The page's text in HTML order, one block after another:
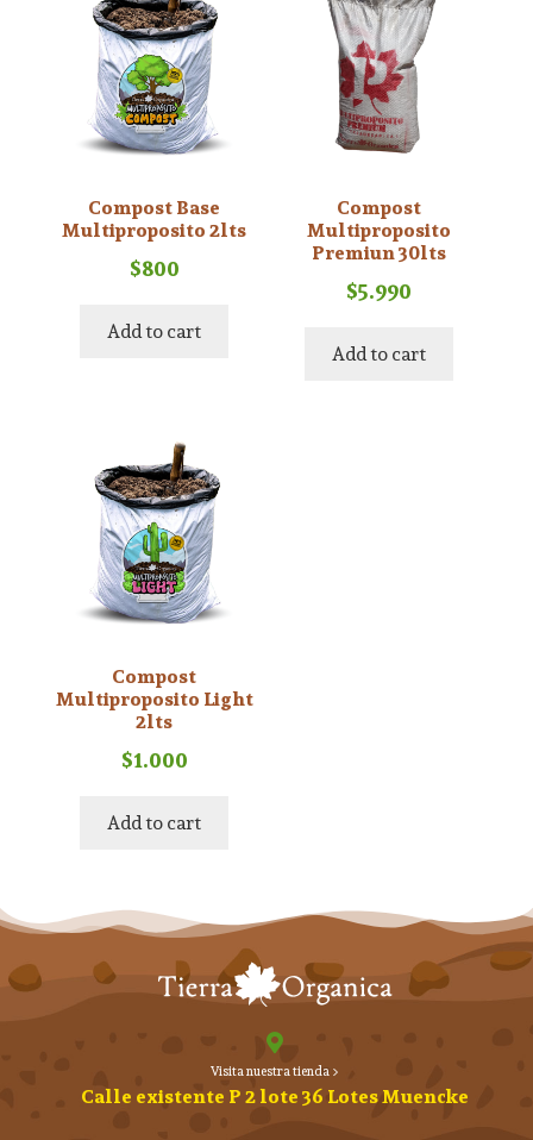
Compost Base
Multiproposito 2lts
$800
Add to cart
Compost
Multiproposito
Premiun 30lts
$5.990
Add to cart
Compost
Multiproposito Light
2lts
$1.000
Add to cart
Visita nuestra tienda >
Calle existente P 2 lote 36 Lotes Muencke